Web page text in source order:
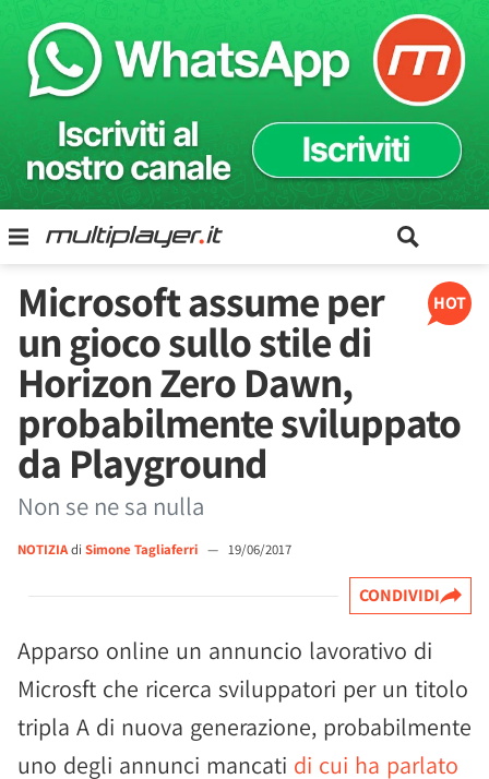
HOT
Microsoft assume per
un gioco sullo stile di
Horizon Zero Dawn,
probabilmente sviluppato
da Playground
Non se ne sa nulla
NOTIZIAdi Simone Tagliaferri — 19/06/2017
CONDIVIDI
Apparso online un annuncio lavorativo di
Microsft che ricerca sviluppatori per un titolo
tripla A di nuova generazione, probabilmente
uno degli annunci mancati di cui ha parlato